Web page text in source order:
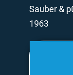
Sauber &
1963